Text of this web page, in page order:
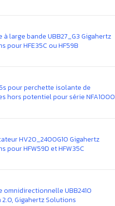
à large bande UBB27_G3 Gigahertz
pour HFE35C ou HF59B
pour perchette isolante de
hors potentiel pour série NFA1000
HV20_2400G10 Gigahertz
pour HFW59D et HFW35C
omnidirectionnelle UBB2410
Gigahertz Solutions